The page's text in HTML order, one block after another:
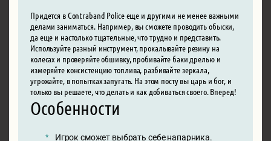
Придется в Contraband Police еще и другими не менее важными
делами заниматься. Например, вы сможете проводить обыски,
да еще и настолько тщательные, что трудно и представить.
Используйте разный инструмент, прокалывайте резину на
колесах и проверяйте обшивку, пробивайте баки дрелью и
измеряйте консистенцию топлива, разбивайте зеркала,
угрожайте, в попытках запугать. На этом посту вы царь и бог, и
только вы решаете, что делать и как добиваться своего. Вперед!
Особенности
Игрок сможет выбрать себе напарника.